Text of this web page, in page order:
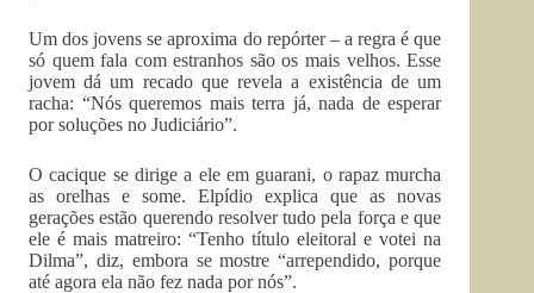
Um dos jovens se aproxima do repórter – a regra é que
só quem fala com estranhos são os mais velhos. Esse
jovem dá um recado que revela a existência de um
racha: “Nós queremos mais terra já, nada de esperar
por soluções no Judiciário”.
O cacique se dirige a ele em guarani, o rapaz murcha
as orelhas e some. Elpídio explica que as novas
gerações estão querendo resolver tudo pela força e que
ele é mais matreiro: “Tenho título eleitoral e votei na
Dilma”, diz, embora se mostre “arrependido, porque
até agora ela não fez nada por nós”.